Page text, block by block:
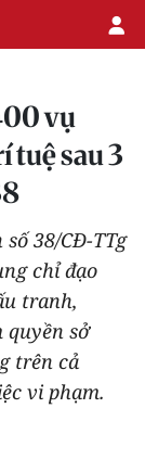
vụ
tuệ sau 3
38/CĐ-TTg
chỉ đạo
tranh,
quyền sở
trên cả
vi phạm.